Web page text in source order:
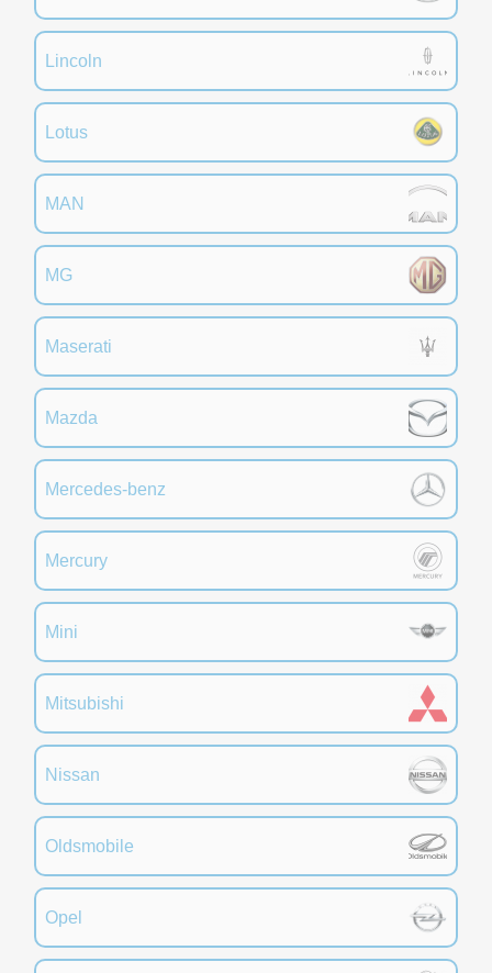
Lincoln
Lotus
MAN
MG
Maserati
Mazda
Mercedes-benz
Mercury
Mini
Mitsubishi
Nissan
Oldsmobile
Opel